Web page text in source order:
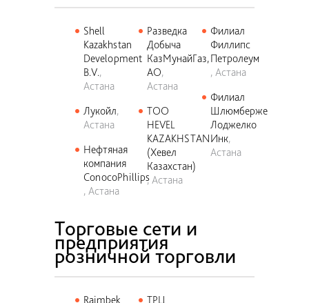
Shell
Kazakhstan
Development
B.V.
Астана
Лукойл
Астана
Нефтяная
компания
ConocoPhillips
Астана
Разведка
Добыча
КазМунайГаз,
АО
Астана
ТОО
HEVEL
KAZAKHSTAN
(Хевел
Казахстан)
Астана
Филиал
Филлипс
Петролеум
Астана
Филиал
Шлюмберже
Лоджелко
Инк
Астана
Торговые сети и
предприятия
розничной торговли
Raimbek
ТРЦ